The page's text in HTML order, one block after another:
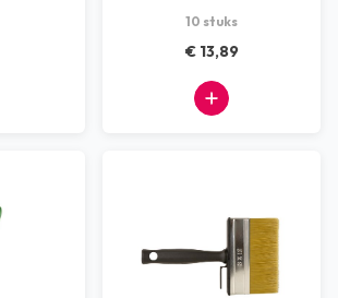
10 stuks
€ 13,89